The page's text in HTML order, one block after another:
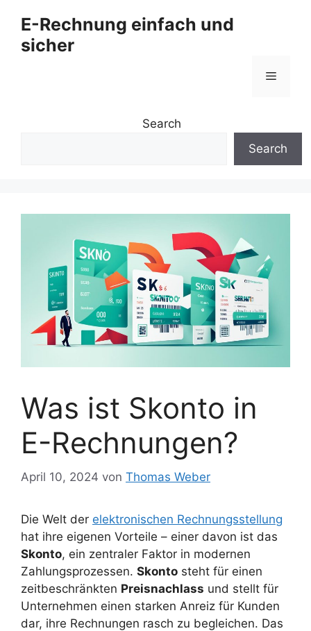
Inhalt
springen
E-Rechnung einfach und
sicher
Menü
Search
Search
Was ist Skonto in
E-Rechnungen?
April 10, 2024 von Thomas Weber
Die Welt der elektronischen Rechnungsstellung
hat ihre eigenen Vorteile – einer davon ist das
Skonto, ein zentraler Faktor in modernen
Zahlungsprozessen. Skonto steht für einen
zeitbeschränkten Preisnachlass und stellt für
Unternehmen einen starken Anreiz für Kunden
dar, ihre Rechnungen rasch zu begleichen. Das